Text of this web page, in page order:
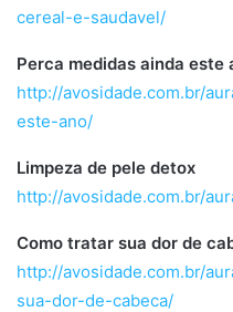
cereal-e-saudavel/
Perca medidas ainda este
http://avosidade.com.br/
este-ano/
Limpeza de pele detox
http://avosidade.com.br/
Como tratar sua dor de
http://avosidade.com.br/
sua-dor-de-cabeca/